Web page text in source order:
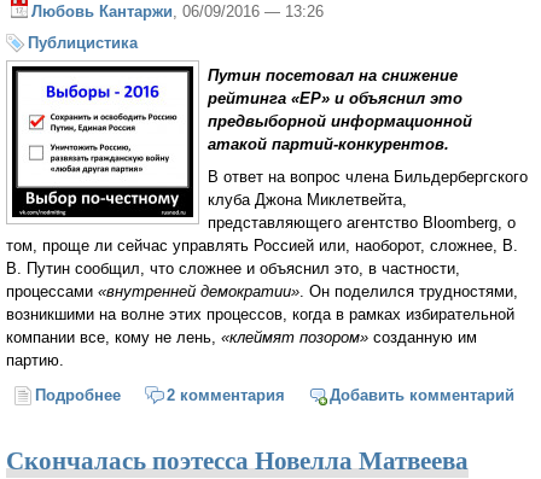
Любовь Кантаржи , 06/09/2016 — 13:26
Публицистика
Путин посетовал на снижение
рейтинга «ЕР» и объяснил это
предвыборной информационной
атакой партий-конкурентов.
В ответ на вопрос члена Бильдербергского
клуба Джона Миклетвейта,
представляющего агентство Bloomberg, о
том, проще ли сейчас управлять Россией или, наоборот, сложнее, В.
В. Путин сообщил, что сложнее и объяснил это, в частности,
процессами «внутренней демократии» . Он поделился трудностями,
возникшими на волне этих процессов, когда в рамках избирательной
компании все, кому не лень, «клеймят позором» созданную им
партию.
Подробнее о Путин заинтересован в победе «Единой России»
2 комментария Добавить комментарий
Скончалась поэтесса Новелла Матвеева